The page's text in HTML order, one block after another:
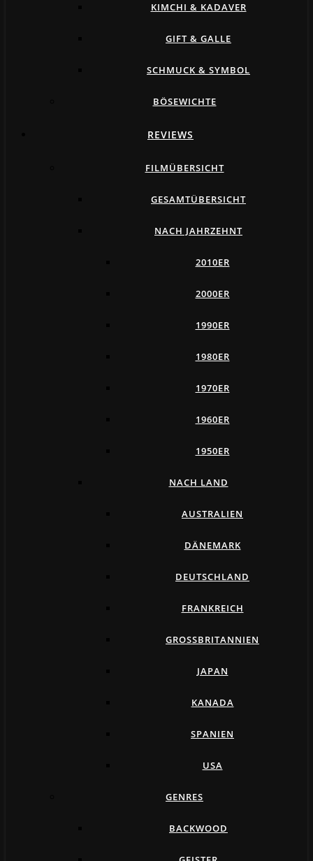
KIMCHI & KADAVER
GIFT & GALLE
SCHMUCK & SYMBOL
BÖSEWICHTE
REVIEWS
FILMÜBERSICHT
GESAMTÜBERSICHT
NACH JAHRZEHNT
2010ER
2000ER
1990ER
1980ER
1970ER
1960ER
1950ER
NACH LAND
AUSTRALIEN
DÄNEMARK
DEUTSCHLAND
FRANKREICH
GROSSBRITANNIEN
JAPAN
KANADA
SPANIEN
USA
GENRES
BACKWOOD